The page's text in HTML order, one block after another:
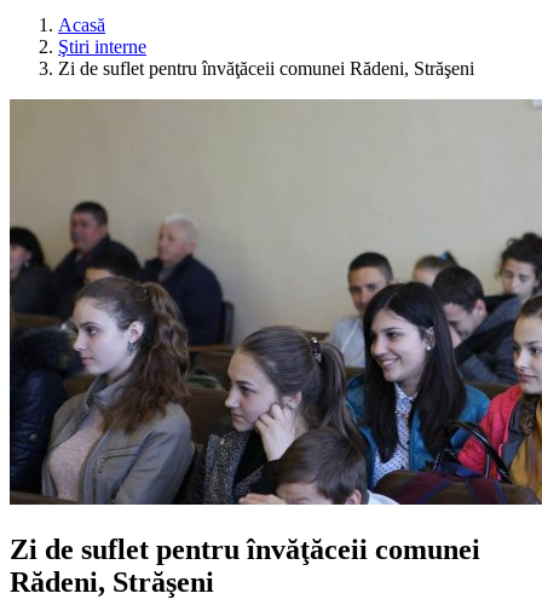
Acasă
Ştiri interne
Zi de suflet pentru învăţăceii comunei Rădeni, Străşeni
Zi de suflet pentru învăţăceii comunei
Rădeni, Străşeni